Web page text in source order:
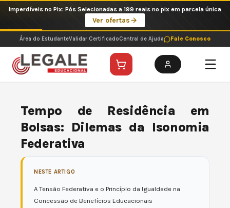
o
conteúdo
Imperdíveis no Pix: Pós Selecionadas a 199 reais no pix em parcela única
Ver ofertas
Área do EstudanteValidar CertificadoCentral de Ajuda Fale Conosco
Tempo de Residência em
Bolsas: Dilemas da Isonomia
Federativa
NESTE ARTIGO
A Tensão Federativa e o Princípio da Igualdade na
Concessão de Benefícios Educacionais